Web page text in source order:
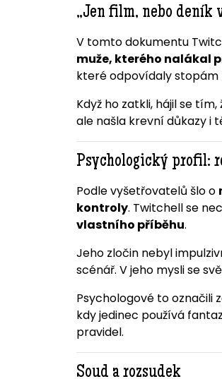
„Jen film, nebo deník
V tomto dokumentu
muže, kterého nalákal
které odpovídaly stopám
Když ho zatkli, hájil se tím,
ale našla krevní důkazy i
Psychologický profil:
Podle vyšetřovatelů šlo o
kontroly. Twitchell se
vlastního příběhu.
Jeho zločin nebyl
scénář. V jeho mysli se
Psychologové to označili
kdy jedinec používá
pravidel.
Soud a rozsudek